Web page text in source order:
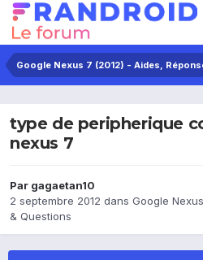
Google Nexus 7 (2012) - Aides,
type de peripherique
nexus 7
Par gagaetan10
2 septembre 2012 dans Google
& Questions